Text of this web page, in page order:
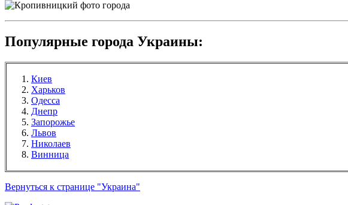
Популярные города Украины:
Киев
Харьков
Одесса
Днепр
Запорожье
Львов
Николаев
Винница
Вернуться к странице "Украина"